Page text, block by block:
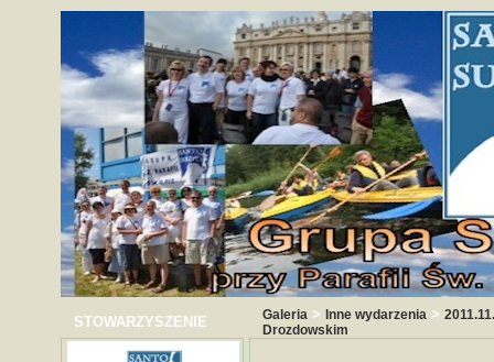
STOWARZYSZENIE Galeria > Inne wydarzenia >
Drozdowskim